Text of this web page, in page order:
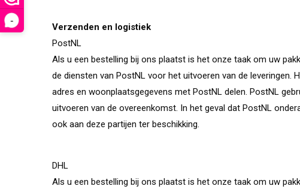
-
Verzenden en logistiek
PostNL
Als u een bestelling bij ons plaatst is het onze taak om uw
de diensten van PostNL voor het uitvoeren van de leveringen.
adres en woonplaatsgegevens met PostNL delen. PostNL
uitvoeren van de overeenkomst. In het geval dat PostNL
ook aan deze partijen ter beschikking.
DHL
Als u een bestelling bij ons plaatst is het onze taak om uw